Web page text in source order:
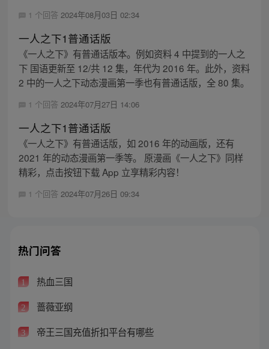
1 个回答 2024年08月03日 02:34
一人之下1普通话版
《一人之下》有普通话版本。例如资料 4 中提到的一人之
下 国语更新至 12/共 12 集，年代为 2016 年。此外，资料
2 中的一人之下动态漫画第一季也有普通话版，全 80 集。
1 个回答 2024年07月27日 14:06
一人之下1普通话版
《一人之下》有普通话版，如 2016 年的动画版，还有
2021 年的动态漫画第一季等。 原漫画《一人之下》同样
精彩，点击按钮下载 App 立享精彩内容！
1 个回答 2024年07月26日 09:34
热门问答
1 热血三国
2 蔷薇亚纲
3 帝王三国充值折扣平台有哪些